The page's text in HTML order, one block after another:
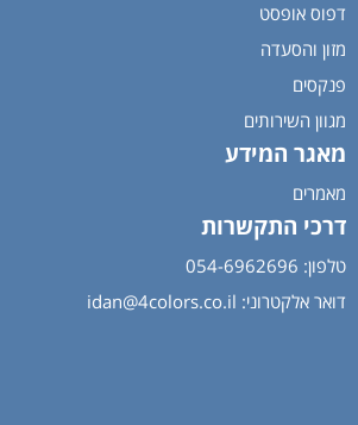
דפוס אופסט
מזון והסעדה
פנקסים
מגוון השירותים
מאגר המידע
מאמרים
דרכי התקשרות
טלפון: 054-6962696
דואר אלקטרוני: idan@4colors.co.il